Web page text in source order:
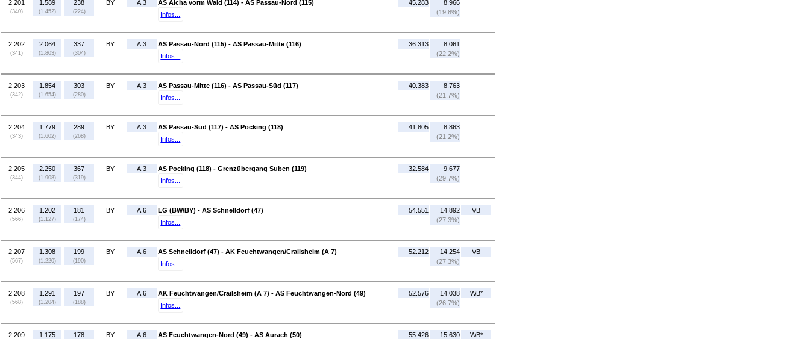
2.201
(340)
1.589
(1.452)
238
(224)
BY A 3
AS Aicha vorm Wald (114) - AS Passau-Nord (115)
Infos...
45.283
8.966
(19,8%)
2.202
(341)
2.064
(1.803)
337
(304)
BY A 3
AS Passau-Nord (115) - AS Passau-Mitte (116)
Infos...
36.313
8.061
(22,2%)
2.203
(342)
1.854
(1.654)
303
(280)
BY A 3
AS Passau-Mitte (116) - AS Passau-Süd (117)
Infos...
40.383
8.763
(21,7%)
2.204
(343)
1.779
(1.602)
289
(268)
BY A 3
AS Passau-Süd (117) - AS Pocking (118)
Infos...
41.805
8.863
(21,2%)
2.205
(344)
2.250
(1.908)
367
(319)
BY A 3
AS Pocking (118) - Grenzübergang Suben (119)
Infos...
32.584
9.677
(29,7%)
2.206
(566)
1.202
(1.127)
181
(174)
BY A 6
LG (BW/BY) - AS Schnelldorf (47)
Infos...
54.551
14.892
(27,3%)
VB
2.207
(567)
1.308
(1.220)
199
(190)
BY A 6
AS Schnelldorf (47) - AK Feuchtwangen/Crailsheim (A 7)
Infos...
52.212
14.254
(27,3%)
VB
2.208
(568)
1.291
(1.204)
197
(188)
BY A 6
AK Feuchtwangen/Crailsheim (A 7) - AS Feuchtwangen-Nord (49)
Infos...
52.576
14.038
(26,7%)
WB*
2.209 1.175 178 BY A 6
AS Feuchtwangen-Nord (49) - AS Aurach (50)
55.426
15.630
WB*